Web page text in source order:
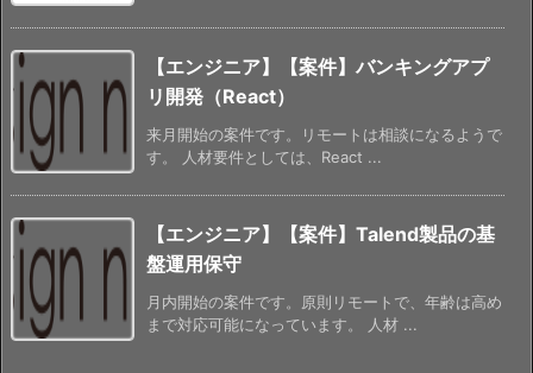
【エンジニア】【案件】バンキングアプ
リ開発（React）
来月開始の案件です。リモートは相談になるようで
す。 人材要件としては、React ...
【エンジニア】【案件】Talend製品の基
盤運用保守
月内開始の案件です。原則リモートで、年齢は高め
まで対応可能になっています。 人材 ...